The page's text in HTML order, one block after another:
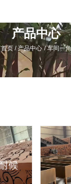
产品中心
首页 /产品中心 /车间一角